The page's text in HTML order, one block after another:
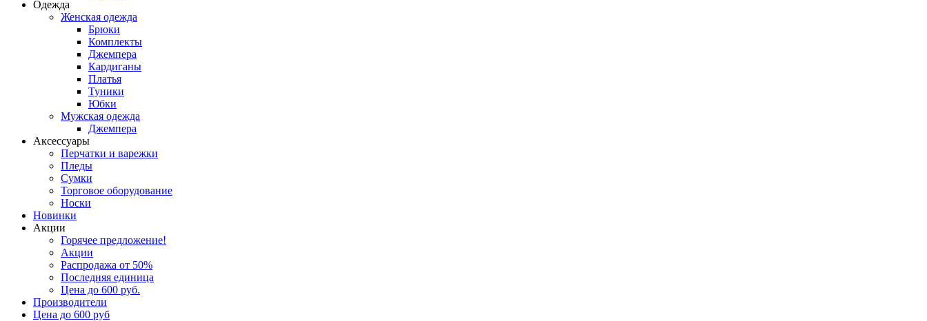
Одежда
Женская одежда
Брюки
Комплекты
Джемпера
Кардиганы
Платья
Туники
Юбки
Мужская одежда
Джемпера
Аксессуары
Перчатки и варежки
Пледы
Сумки
Торговое оборудование
Носки
Новинки
Акции
Горячее предложение!
Акции
Распродажа от 50%
Последняя единица
Цена до 600 руб.
Производители
Цена до 600 руб